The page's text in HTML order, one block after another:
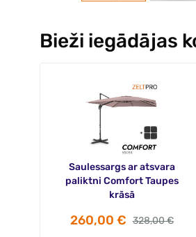
Bieži iegādājas
Saulessargs ar atsvara
paliktni Comfort Taupes
krāsā
260,00 € 328,00 €